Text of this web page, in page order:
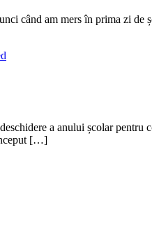
când am mers în prima zi
a anului școlar
[…]